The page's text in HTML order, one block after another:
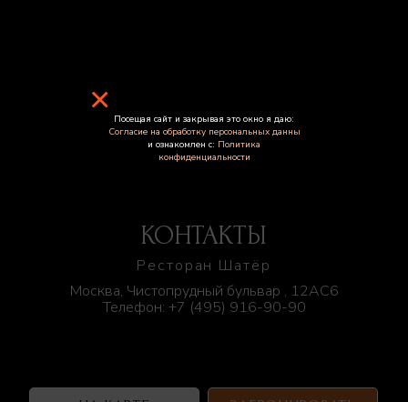
КОНТАКТЫ
Ресторан Шатёр
Москва, Чистопрудный бульвар , 12АС6
Телефон: +7 (495) 916-90-90
Посещая сайт и закрывая это окно я даю:
Согласие на обработку персональных данны
и ознакомлен с: Политика
конфиденциальности
×